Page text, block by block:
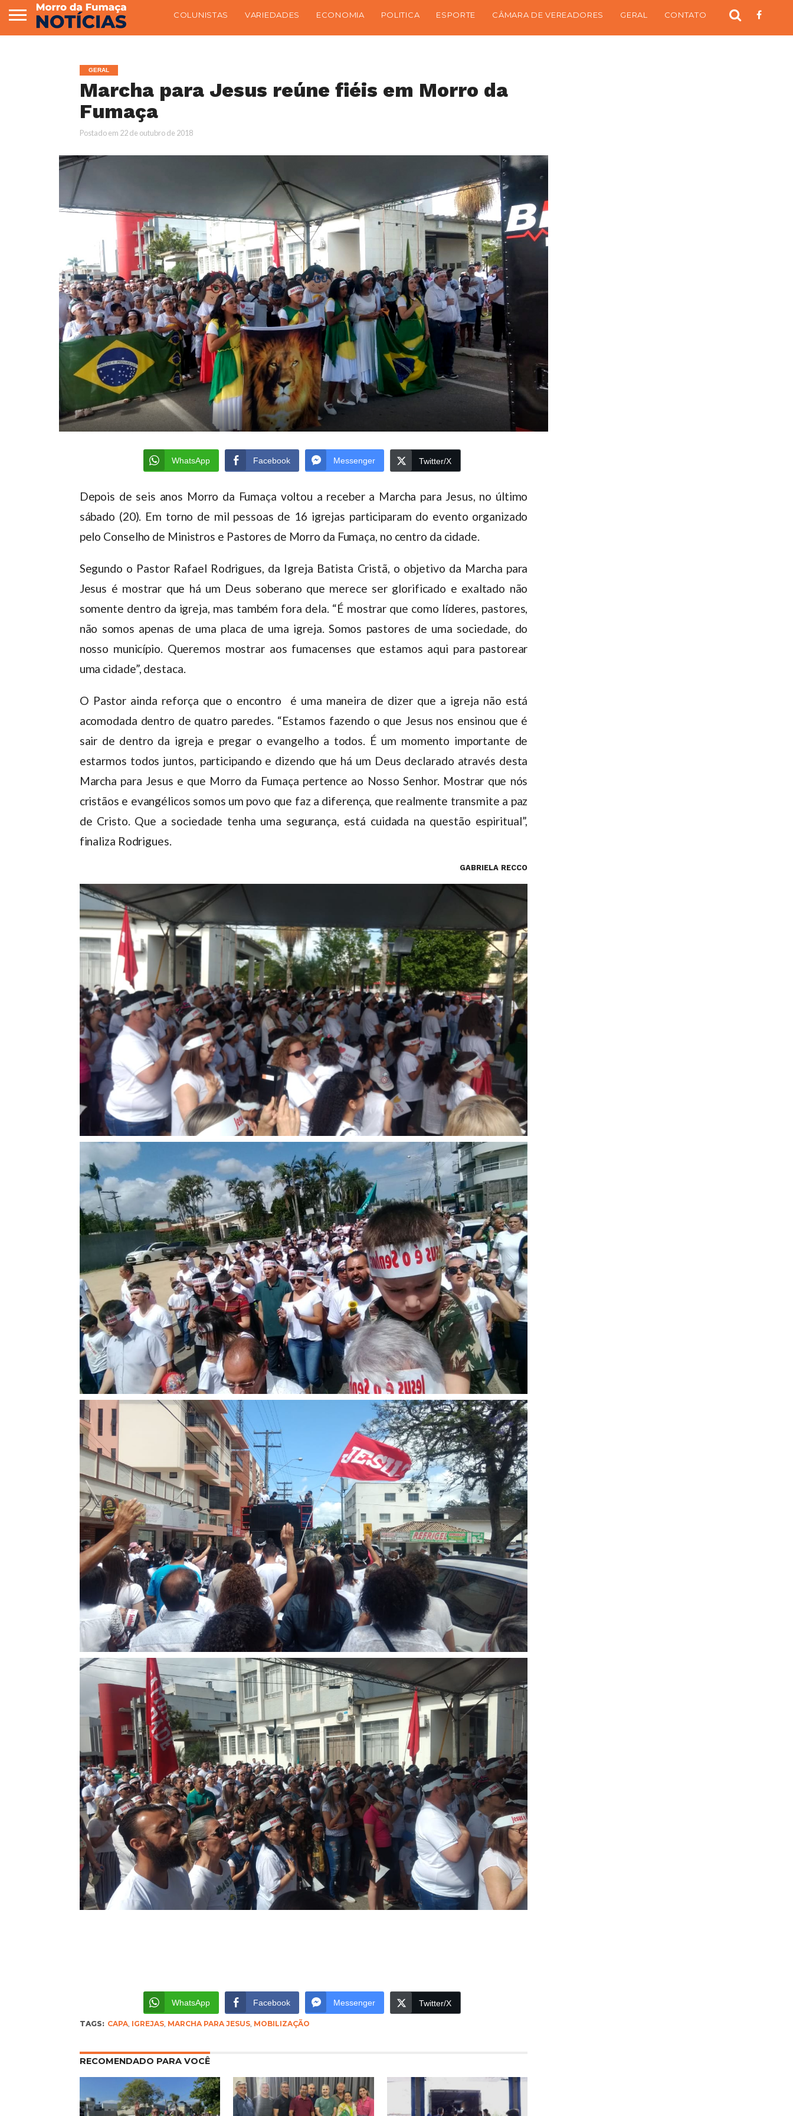
COLUNISTAS VARIEDADES ECONOMIA POLITICA ESPORTE CÂMARA DE VEREADORES GERAL CONTATO
GERAL
Marcha para Jesus reúne fiéis em Morro da
Fumaça
Postado em 22 de outubro de 2018
WhatsApp Facebook Messenger Twitter/X
Depois de seis anos Morro da Fumaça voltou a receber a Marcha para Jesus, no último
sábado (20). Em torno de mil pessoas de 16 igrejas participaram do evento organizado
pelo Conselho de Ministros e Pastores de Morro da Fumaça, no centro da cidade.
Segundo o Pastor Rafael Rodrigues, da Igreja Batista Cristã, o objetivo da Marcha para
Jesus é mostrar que há um Deus soberano que merece ser glorificado e exaltado não
somente dentro da igreja, mas também fora dela. “É mostrar que como líderes, pastores,
não somos apenas de uma placa de uma igreja. Somos pastores de uma sociedade, do
nosso município. Queremos mostrar aos fumacenses que estamos aqui para pastorear
uma cidade”, destaca.
O Pastor ainda reforça que o encontro é uma maneira de dizer que a igreja não está
acomodada dentro de quatro paredes. “Estamos fazendo o que Jesus nos ensinou que é
sair de dentro da igreja e pregar o evangelho a todos. É um momento importante de
estarmos todos juntos, participando e dizendo que há um Deus declarado através desta
Marcha para Jesus e que Morro da Fumaça pertence ao Nosso Senhor. Mostrar que nós
cristãos e evangélicos somos um povo que faz a diferença, que realmente transmite a paz
de Cristo. Que a sociedade tenha uma segurança, está cuidada na questão espiritual”,
finaliza Rodrigues.
GABRIELA RECCO
WhatsApp Facebook Messenger Twitter/X
TAGS: CAPA, IGREJAS, MARCHA PARA JESUS, MOBILIZAÇÃO
RECOMENDADO PARA VOCÊ